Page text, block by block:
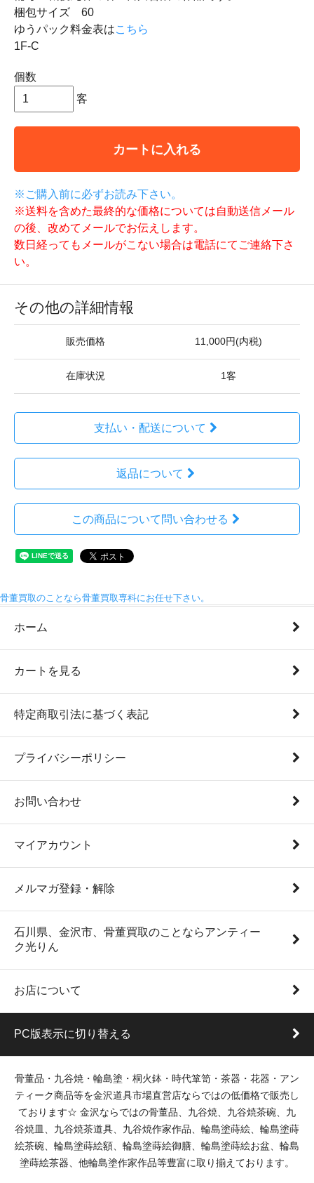
梱包サイズ 60
ゆうパック料金表はこちら
1F-C
個数
客
カートに入れる
※ご購入前に必ずお読み下さい。
※送料を含めた最終的な価格については自動送信メール
の後、改めてメールでお伝えします。
数日経ってもメールがこない場合は電話にてご連絡下さ
い。
その他の詳細情報
販売価格 11,000円(内税)
在庫状況 1客
支払い・配送について
返品について
この商品について問い合わせる
骨董買取のことなら骨董買取専科にお任せ下さい。
ホーム
カートを見る
特定商取引法に基づく表記
プライバシーポリシー
お問い合わせ
マイアカウント
メルマガ登録・解除
石川県、金沢市、骨董買取のことならアンティー
ク光りん
お店について
PC版表示に切り替える
骨董品・九谷焼・輪島塗・桐火鉢・時代箪笥・茶器・花器・アン
ティーク商品等を金沢道具市場直営店ならではの低価格で販売し
ております☆ 金沢ならではの骨董品、九谷焼、九谷焼茶碗、九
谷焼皿、九谷焼茶道具、九谷焼作家作品、輪島塗蒔絵、輪島塗蒔
絵茶碗、輪島塗蒔絵額、輪島塗蒔絵御膳、輪島塗蒔絵お盆、輪島
塗蒔絵茶器、他輪島塗作家作品等豊富に取り揃えております。